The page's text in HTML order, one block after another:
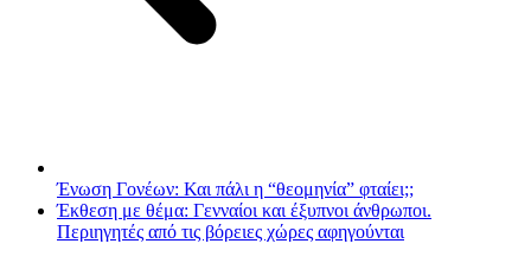
Ένωση Γονέων: Και πάλι η “θεομηνία” φταίει;;
Έκθεση με θέμα: Γενναίοι και έξυπνοι άνθρωποι.
Περιηγητές από τις βόρειες χώρες αφηγούνται